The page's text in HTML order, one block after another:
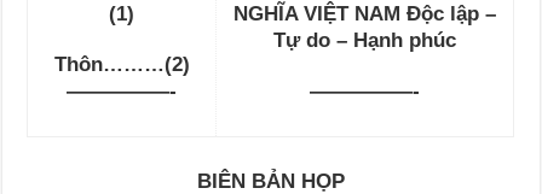
(1)
Thôn………(2)
—————-
NGHĨA VIỆT NAM Độc lập –
Tự do – Hạnh phúc
—————-
BIÊN BẢN HỌP